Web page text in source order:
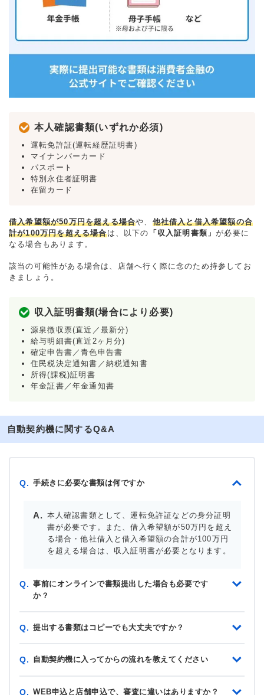
本人確認書類(いずれか必須)
運転免許証(運転経歴証明書)
マイナンバーカード
パスポート
特別永住者証明書
在留カード
借入希望額が50万円を超える場合や、 他社借入と借入希望額の合
計が100万円を超える場合は、以下の 「収入証明書類」が必要に
なる場合もあります。
該当の可能性がある場合は、店舗へ行く際に念のため持参してお
きましょう。
収入証明書類(場合により必要)
源泉徴収票(直近／最新分)
給与明細書(直近2ヶ月分)
確定申告書／青色申告書
住民税決定通知書／納税通知書
所得(課税)証明書
年金証書／年金通知書
自動契約機に関するQ&A
Q. 手続きに必要な書類は何ですか
本人確認書類として、運転免許証などの身分証明
書が必要です。また、借入希望額が50万円を超え
る場合・他社借入と借入希望額の合計が100万円
を超える場合は、収入証明書が必要となります。
Q. 事前にオンラインで書類提出した場合も必要です
か？
Q. 提出する書類はコピーでも大丈夫ですか？
Q. 自動契約機に入ってからの流れを教えてください
Q. WEB申込と店舗申込で、審査に違いはありますか？